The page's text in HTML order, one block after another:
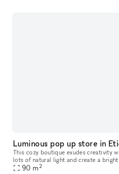
This cozy boutique exudes creativity
lots of natural light and create a
space is modern with contemporary
90 m2